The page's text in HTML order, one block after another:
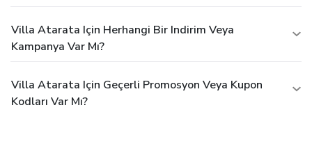
Villa Atarata Için Herhangi Bir Indirim Veya
Kampanya Var Mı?
Villa Atarata Için Geçerli Promosyon Veya Kupon
Kodları Var Mı?